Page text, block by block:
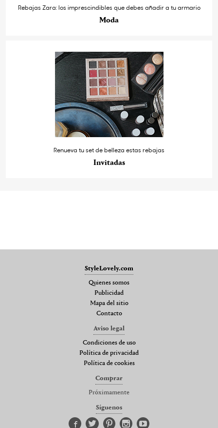
Rebajas Zara: los imprescindibles que debes añadir a tu armario
Moda
Renueva tu set de belleza estas rebajas
Invitadas
StyleLovely.com
Quienes somos
Publicidad
Mapa del sitio
Contacto
Aviso legal
Condiciones de uso
Política de privacidad
Política de cookies
Comprar
Próximamente
Síguenos